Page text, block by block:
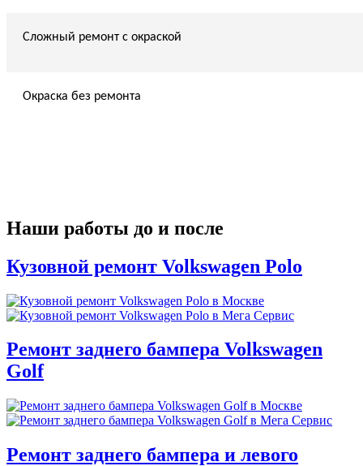
Сложный ремонт с окраской
Окраска без ремонта
Наши работы до и после
Кузовной ремонт Volkswagen Polo
Ремонт заднего бампера Volkswagen
Golf
Ремонт заднего бампера и левого